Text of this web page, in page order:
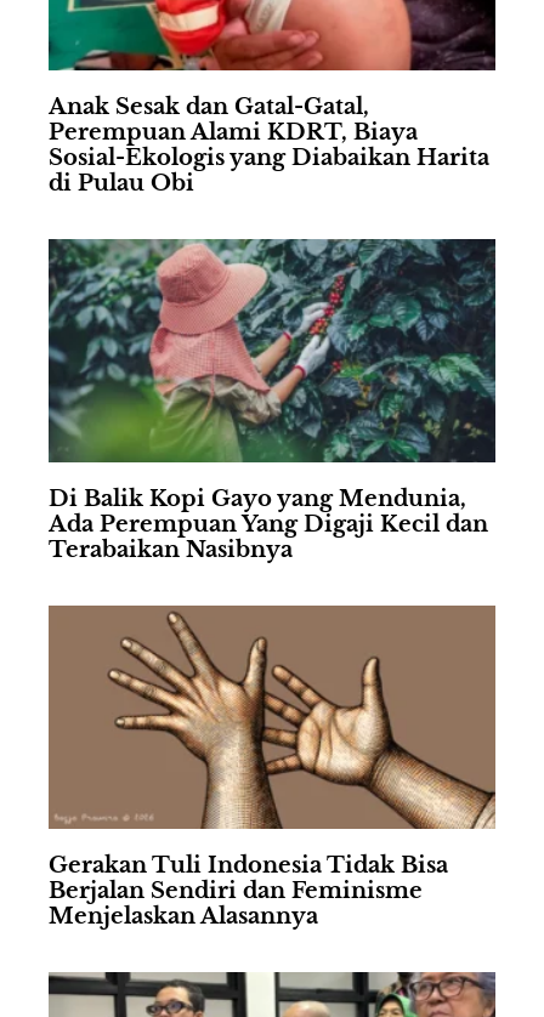
Anak Sesak dan Gatal-Gatal,
Perempuan Alami KDRT, Biaya
Sosial-Ekologis yang Diabaikan Harita
di Pulau Obi
Di Balik Kopi Gayo yang Mendunia,
Ada Perempuan Yang Digaji Kecil dan
Terabaikan Nasibnya
Gerakan Tuli Indonesia Tidak Bisa
Berjalan Sendiri dan Feminisme
Menjelaskan Alasannya